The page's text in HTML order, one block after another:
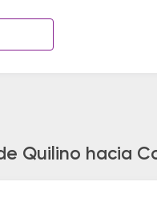
Quilino hacia